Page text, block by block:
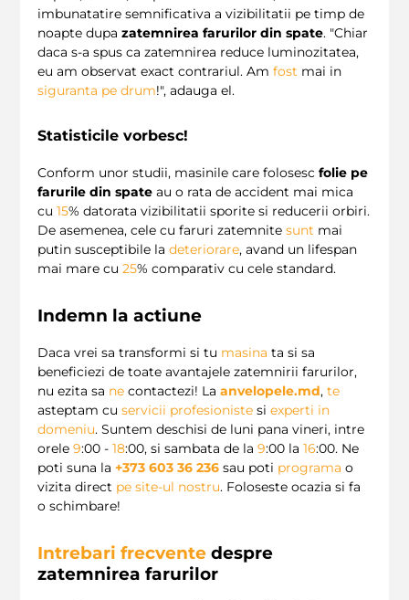
imbunatatire semnificativa a vizibilitatii pe timp de
noapte dupa zatemnirea farurilor din spate. "Chiar
daca s-a spus ca zatemnirea reduce luminozitatea,
eu am observat exact contrariul. Am fost mai in
siguranta pe drum!", adauga el.
Statisticile vorbesc!
Conform unor studii, masinile care folosesc folie pe
farurile din spate au o rata de accident mai mica
cu 15% datorata vizibilitatii sporite si reducerii orbiri.
De asemenea, cele cu faruri zatemnite sunt mai
putin susceptibile la deteriorare, avand un lifespan
mai mare cu 25% comparativ cu cele standard.
Indemn la actiune
Daca vrei sa transformi si tu masina ta si sa
beneficiezi de toate avantajele zatemnirii farurilor,
nu ezita sa ne contactezi! La anvelopele.md, te
asteptam cu servicii profesioniste si experti in
domeniu. Suntem deschisi de luni pana vineri, intre
orele 9:00 - 18:00, si sambata de la 9:00 la 16:00. Ne
poti suna la +373 603 36 236 sau poti programa o
vizita direct pe site-ul nostru. Foloseste ocazia si fa
o schimbare!
Intrebari frecvente despre
zatemnirea farurilor